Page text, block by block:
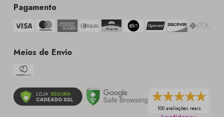
Pagamento
Meios de Envio
100 avaliações reais